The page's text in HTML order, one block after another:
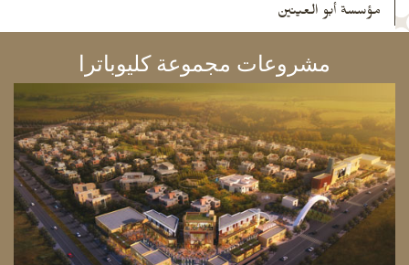
مؤسسة أبو العينين
مشروعات مجموعة كليوباترا